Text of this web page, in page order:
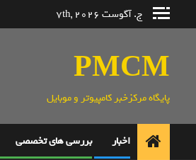
ج. آگوست 7th, 2026
PMCM
پایگاه مرکزخبر کامپیوتر و موبایل
اخبار بررسی های تخصصی